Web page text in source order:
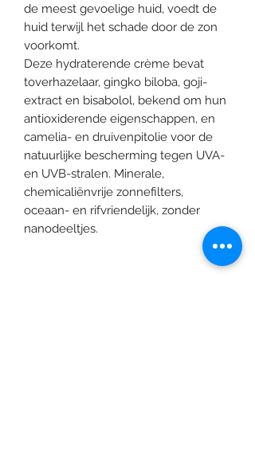
de meest gevoelige huid, voedt de
huid terwijl het schade door de zon
voorkomt.
Deze hydraterende crème bevat
toverhazelaar, gingko biloba, goji-
extract en bisabolol, bekend om hun
antioxiderende eigenschappen, en
camelia- en druivenpitolie voor de
natuurlijke bescherming tegen UVA-
en UVB-stralen. Minerale,
chemicaliënvrije zonnefilters,
oceaan- en rifvriendelijk, zonder
nanodeeltjes.